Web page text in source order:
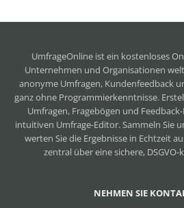
UmfrageOnline ist ein kostenloses
Unternehmen und Organisationen
anonyme Umfragen, Kundenfeedback
ganz ohne Programmierkenntnisse.
Umfragen, Fragebögen und
intuitiven Umfrage-Editor. Sammeln Sie
werten Sie die Ergebnisse in Echtzeit
zentral über eine sichere,
NEHMEN SIE